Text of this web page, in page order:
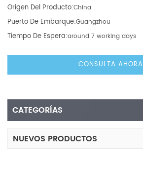
Origen Del Producto:China
Puerto De Embarque:Guangzhou
Tiempo De Espera:around 7 working days
CONSULTA AHORA
CATEGORÍAS
NUEVOS PRODUCTOS